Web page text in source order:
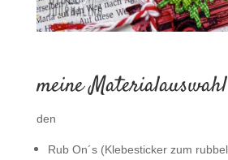
meine Materialauswahl
den
Rub On´s (Klebesticker zum